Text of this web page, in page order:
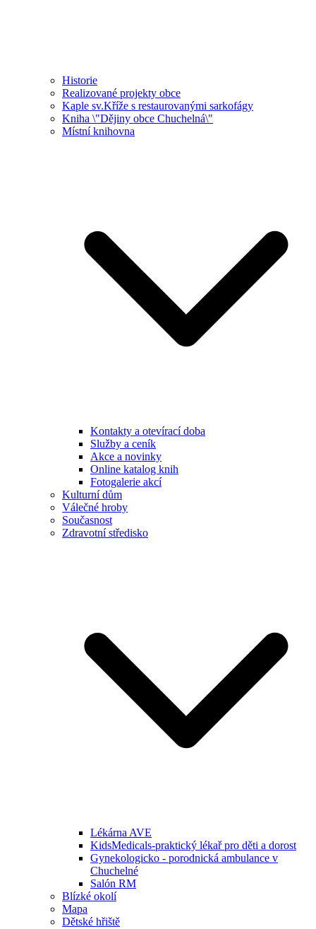
Historie
Realizované projekty obce
Kaple sv.Kříže s restaurovanými sarkofágy
Kniha \"Dějiny obce Chuchelná\"
Místní knihovna
Kontakty a otevírací doba
Služby a ceník
Akce a novinky
Online katalog knih
Fotogalerie akcí
Kulturní dům
Válečné hroby
Současnost
Zdravotní středisko
Lékárna AVE
KidsMedicals-praktický lékař pro děti a dorost
Gynekologicko - porodnická ambulance v
Chuchelné
Salón RM
Blízké okolí
Mapa
Dětské hřiště